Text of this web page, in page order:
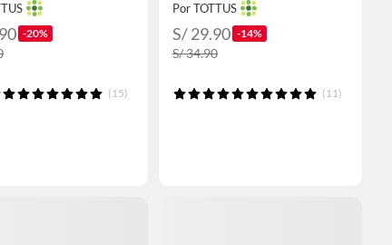
-20%
(15)
Por TOTTUS
S/ 29.90 -14%
S/ 34.90
(11)